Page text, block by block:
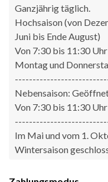
Ganzjährig täglich.
Hochsaison (von
Juni bis Ende August)
Von 7:30 bis 11:30
Montag und
Nebensaison:
Von 7:30 bis 11:30
Im Mai und vom 1.
Wintersaison